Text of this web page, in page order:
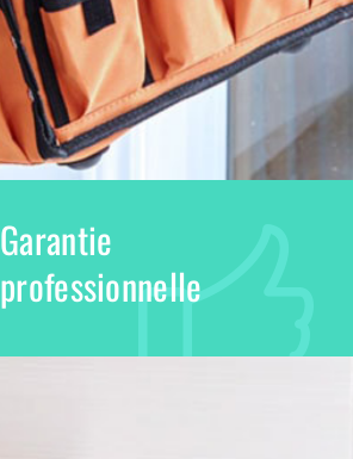
Garantie
professionnelle